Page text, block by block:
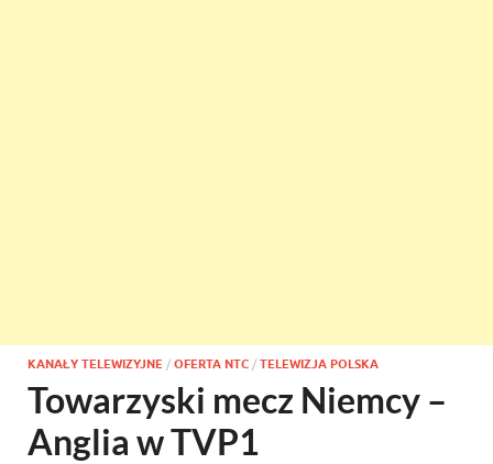
KANAŁY TELEWIZYJNE / OFERTA NTC / TELEWIZJA POLSKA
Towarzyski mecz Niemcy –
Anglia w TVP1